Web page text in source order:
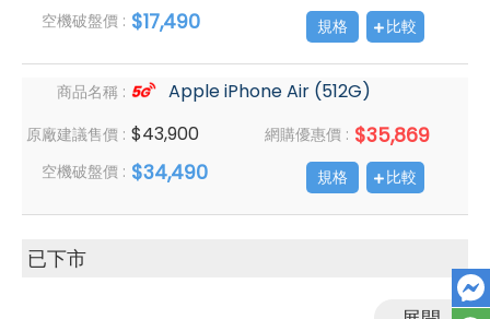
空機破盤價 : $17,490 規格 比較
商品名稱 : Apple iPhone Air (512G)
原廠建議售價 : $43,900 網購優惠價 : $35,869
空機破盤價 : $34,490 規格 比較
已下市